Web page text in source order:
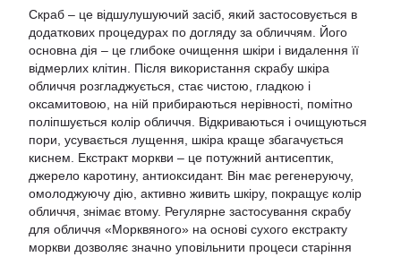
Скраб – це відшулушуючий засіб, який застосовується в
додаткових процедурах по догляду за обличчям. Його
основна дія – це глибоке очищення шкіри і видалення її
відмерлих клітин. Після використання скрабу шкіра
обличчя розгладжується, стає чистою, гладкою і
оксамитовою, на ній прибираються нерівності, помітно
поліпшується колір обличчя. Відкриваються і очищуються
пори, усувається лущення, шкіра краще збагачується
киснем. Екстракт моркви – це потужний антисептик,
джерело каротину, антиоксидант. Він має регенеруючу,
омолоджуючу дію, активно живить шкіру, покращує колір
обличчя, знімає втому. Регулярне застосування скрабу
для обличчя «Морквяного» на основі сухого екстракту
моркви дозволяє значно уповільнити процеси старіння